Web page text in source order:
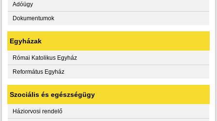
Adóügy
Dokumentumok
Egyházak
Római Katolikus Egyház
Református Egyház
Szociális és egészségügy
Háziorvosi rendelő